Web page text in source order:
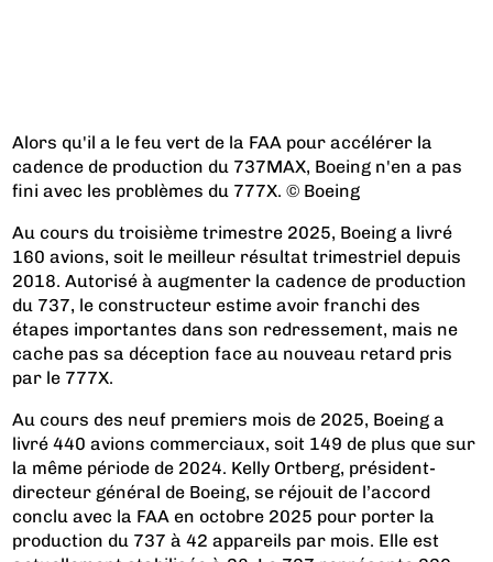
Alors qu'il a le feu vert de la FAA pour accélérer la
cadence de production du 737MAX, Boeing n'en a pas
fini avec les problèmes du 777X. © Boeing
Au cours du troisième trimestre 2025, Boeing a livré
160 avions, soit le meilleur résultat trimestriel depuis
2018. Autorisé à augmenter la cadence de production
du 737, le constructeur estime avoir franchi des
étapes importantes dans son redressement, mais ne
cache pas sa déception face au nouveau retard pris
par le 777X.
Au cours des neuf premiers mois de 2025, Boeing a
livré 440 avions commerciaux, soit 149 de plus que sur
la même période de 2024. Kelly Ortberg, président-
directeur général de Boeing, se réjouit de l’accord
conclu avec la FAA en octobre 2025 pour porter la
production du 737 à 42 appareils par mois. Elle est